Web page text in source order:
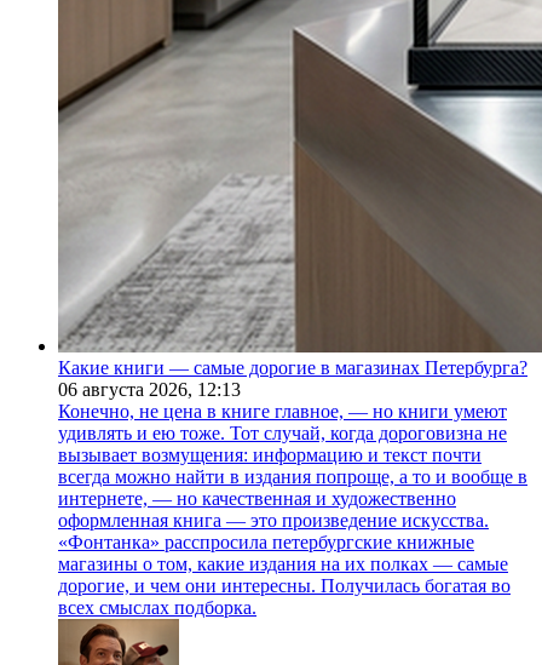
Какие книги — самые дорогие в магазинах Петербурга?
06 августа 2026, 12:13
Конечно, не цена в книге главное, — но книги умеют
удивлять и ею тоже. Тот случай, когда дороговизна не
вызывает возмущения: информацию и текст почти
всегда можно найти в издания попроще, а то и вообще в
интернете, — но качественная и художественно
оформленная книга — это произведение искусства.
«Фонтанка» расспросила петербургские книжные
магазины о том, какие издания на их полках — самые
дорогие, и чем они интересны. Получилась богатая во
всех смыслах подборка.